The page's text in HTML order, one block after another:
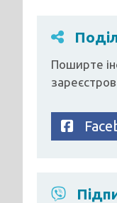
Поширте